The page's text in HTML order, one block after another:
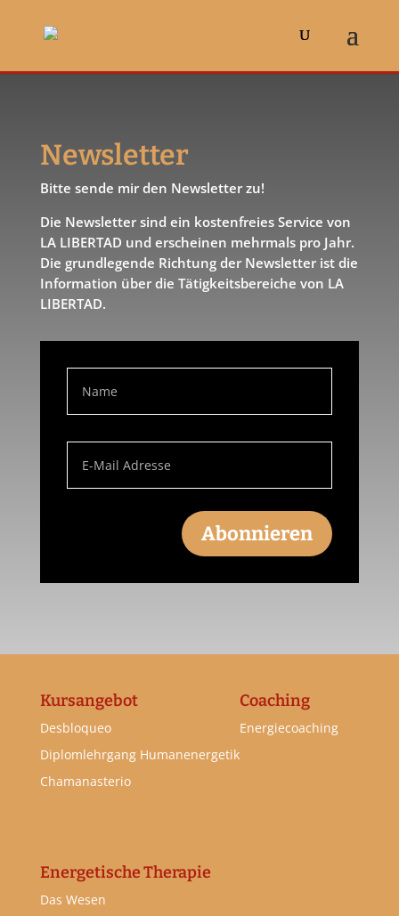
Newsletter
Bitte sende mir den Newsletter zu!
Die Newsletter sind ein kostenfreies Service von
LA LIBERTAD und erscheinen mehrmals pro Jahr.
Die grundlegende Richtung der Newsletter ist die
Information über die Tätigkeitsbereiche von LA
LIBERTAD.
Abonnieren
Kursangebot
Desbloqueo
Diplomlehrgang Humanenergetik
Chamanasterio
Coaching
Energiecoaching
Energetische Therapie
Das Wesen